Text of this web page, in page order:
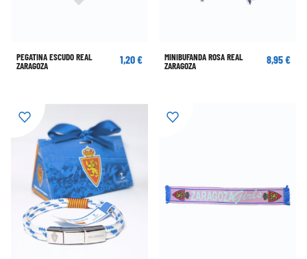
PEGATINA ESCUDO REAL
ZARAGOZA
1,20 €
MINIBUFANDA ROSA REAL
ZARAGOZA
8,95 €